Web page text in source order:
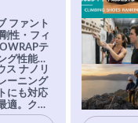
ファント
性・フィ
テ
グ性能を
はTRAX
ールドに
ス ナノリ
ーニング
にも対応
適。クラ
ギア。